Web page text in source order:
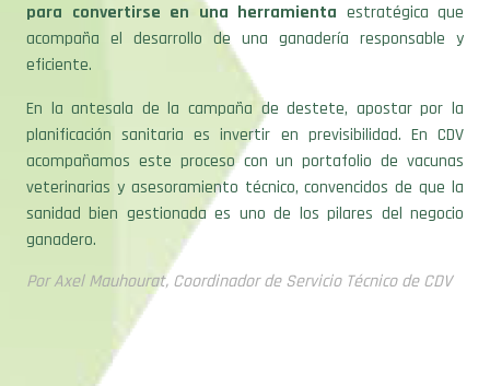
para convertirse en una herramienta estratégica que
acompaña el desarrollo de una ganadería responsable y
eficiente.
En la antesala de la campaña de destete, apostar por la
planificación sanitaria es invertir en previsibilidad. En CDV
acompañamos este proceso con un portafolio de vacunas
veterinarias y asesoramiento técnico, convencidos de que la
sanidad bien gestionada es uno de los pilares del negocio
ganadero.
Por Axel Mauhourat, Coordinador de Servicio Técnico de CDV